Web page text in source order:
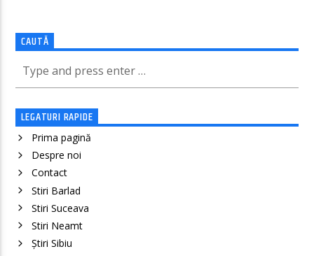
CAUTĂ
LEGATURI RAPIDE
Prima pagină
Despre noi
Contact
Stiri Barlad
Stiri Suceava
Stiri Neamt
Știri Sibiu